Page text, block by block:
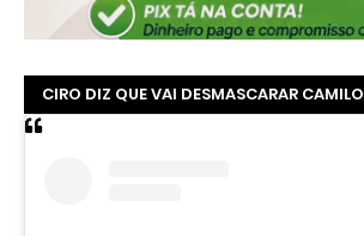
CIRO DIZ QUE VAI DESMASCARAR CAMILO